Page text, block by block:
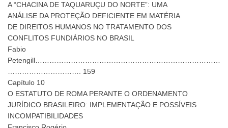
A “CHACINA DE TAQUARUÇU DO NORTE”: UMA
ANÁLISE DA PROTEÇÃO DEFICIENTE EM MATÉRIA
DE DIREITOS HUMANOS NO TRATAMENTO DOS
CONFLITOS FUNDIÁRIOS NO BRASIL
Fabio
Petengill……………………………………………………………………
…………………………. 159
Capítulo 10
O ESTATUTO DE ROMA PERANTE O ORDENAMENTO
JURÍDICO BRASILEIRO: IMPLEMENTAÇÃO E POSSÍVEIS
INCOMPATIBILIDADES